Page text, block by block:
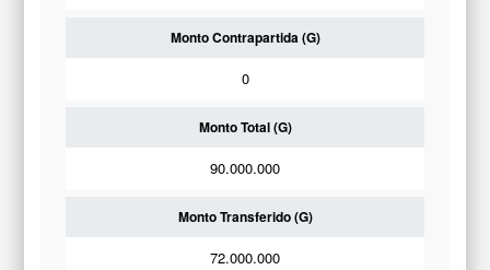
Monto Contrapartida (G)
0
Monto Total (G)
90.000.000
Monto Transferido (G)
72.000.000